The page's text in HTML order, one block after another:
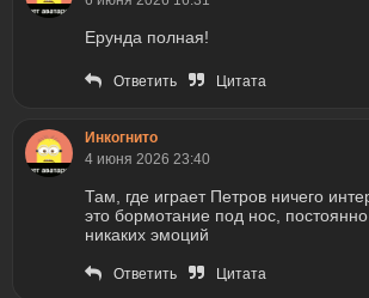
Ерунда полная!
Ответить Цитата
Инкогнито
4 июня 2026 23:40
Там, где играет Петров ничего
это бормотание под нос,
никаких эмоций
Ответить Цитата